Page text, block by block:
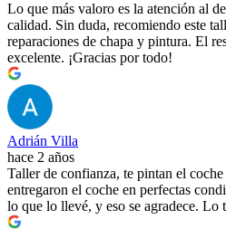
Lo que más valoro es la atención al
calidad. Sin duda, recomiendo este
reparaciones de chapa y pintura. El
excelente. ¡Gracias por todo!
Adrián Villa
hace 2 años
Taller de confianza, te pintan el
entregaron el coche en perfectas
lo que lo llevé, y eso se agradece. Lo